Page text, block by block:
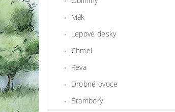
Mák
Lepové desky
Chmel
Réva
Drobné ovoce
Brambory